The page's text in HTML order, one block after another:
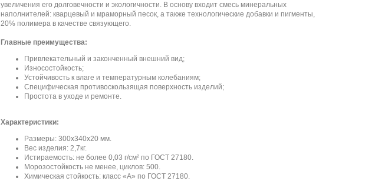
увеличения его долговечности и экологичности. В основу входит смесь минеральных
наполнителей: кварцевый и мраморный песок, а также технологические добавки и пигменты,
20% полимера в качестве связующего.
Главные преимущества:
Привлекательный и законченный внешний вид;
Износостойкость;
Устойчивость к влаге и температурным колебаниям;
Специфическая противоскользящая поверхность изделий;
Простота в уходе и ремонте.
Характеристики:
Размеры: 300х340х20 мм.
Вес изделия: 2,7кг.
Истираемость: не более 0,03 г/см² по ГОСТ 27180.
Морозостойкость не менее, циклов: 500.
Химическая стойкость: класс «А» по ГОСТ 27180.